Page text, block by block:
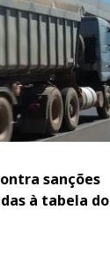
sanções
à tabela do